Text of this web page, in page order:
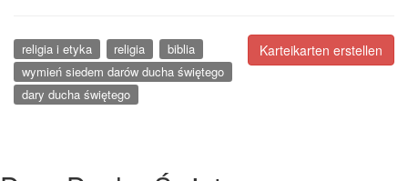
Karteikarten erstellen
religia i etyka religia
biblia
wymień siedem darów ducha świętego
dary ducha świętego